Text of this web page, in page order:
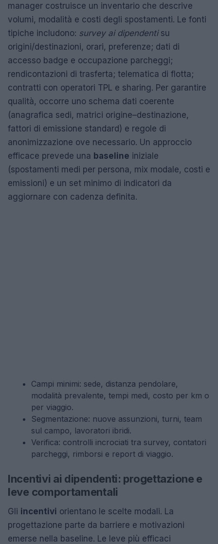
manager costruisce un inventario che descrive
volumi, modalità e costi degli spostamenti. Le fonti
tipiche includono: survey ai dipendentisu
origini/destinazioni, orari, preferenze; dati di
accesso badge e occupazione parcheggi;
rendicontazioni di trasferta; telematica di flotta;
contratti con operatori TPL e sharing. Per garantire
qualità, occorre uno schema dati coerente
(anagrafica sedi, matrici origine–destinazione,
fattori di emissione standard) e regole di
anonimizzazione ove necessario. Un approccio
efficace prevede una baseline iniziale
(spostamenti medi per persona, mix modale, costi e
emissioni) e un set minimo di indicatori da
aggiornare con cadenza definita.
Campi minimi: sede, distanza pendolare,
modalità prevalente, tempi medi, costo per km o
per viaggio.
Segmentazione: nuove assunzioni, turni, team
sul campo, lavoratori ibridi.
Verifica: controlli incrociati tra survey, contatori
parcheggi, rimborsi e report di viaggio.
Incentivi ai dipendenti: progettazione e
leve comportamentali
Gli incentivi orientano le scelte modali. La
progettazione parte da barriere e motivazioni
emerse nella baseline. Le leve più efficaci